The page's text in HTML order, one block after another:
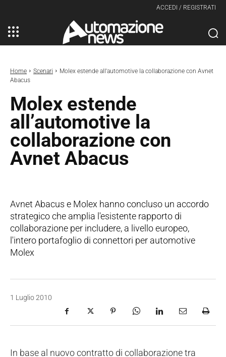
ACCEDI / REGISTRATI
Home Scenari
Molex estende all'automotive la collaborazione con Avnet
Abacus
Molex estende
all’automotive la
collaborazione con
Avnet Abacus
Avnet Abacus e Molex hanno concluso un accordo
strategico che amplia l'esistente rapporto di
collaborazione per includere, a livello europeo,
l'intero portafoglio di connettori per automotive
Molex
1 Luglio 2010
In base al nuovo contratto di collaborazione tra